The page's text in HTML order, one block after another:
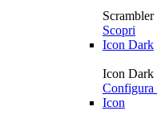
Scrambler
Scopri
Icon Dark
Icon Dark
Configura
Icon